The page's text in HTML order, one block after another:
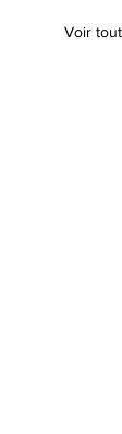
Voir tout